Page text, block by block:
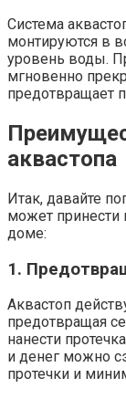
Система
монтируются в
уровень воды.
мгновенно
предотвращает
аквастопа
Итак, давайте
может принести
доме:
1.
Аквастоп
предотвращая
нанести
и денег можно
протечки и